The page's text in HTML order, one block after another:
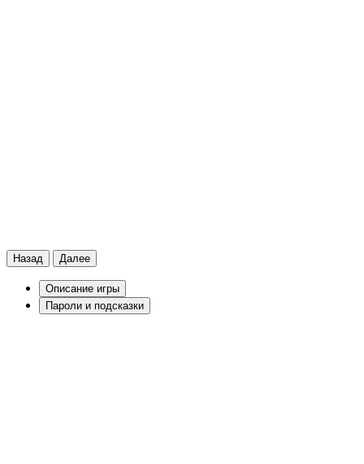
Назад Далее
Описание игры
Пароли и подсказки